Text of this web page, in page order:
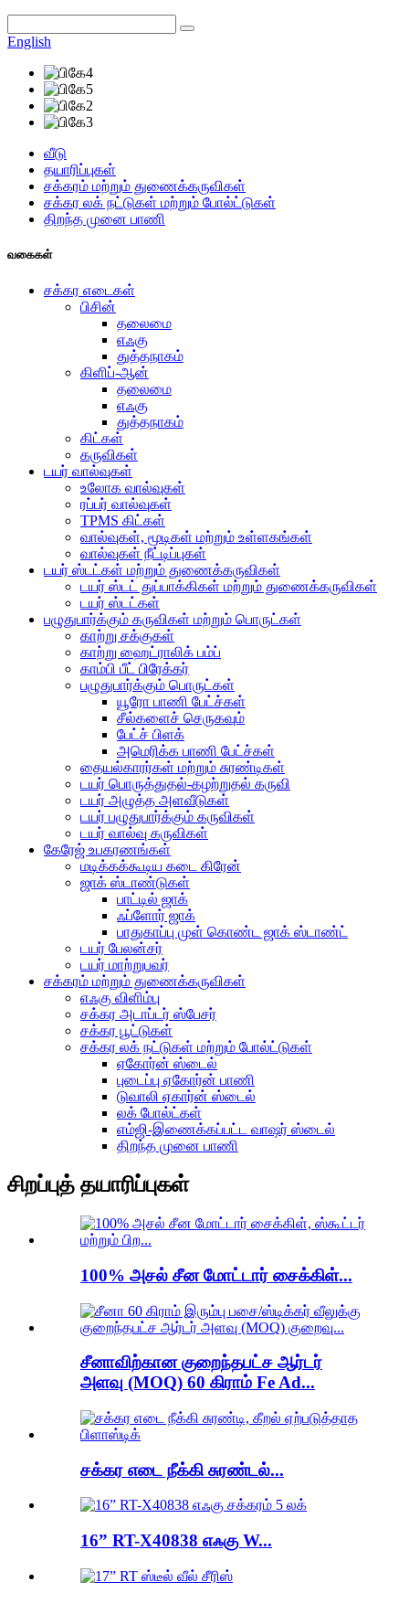
English
வீடு
தயாரிப்புகள்
சக்கரம் மற்றும் துணைக்கருவிகள்
சக்கர லக் நட்டுகள் மற்றும் போல்ட்டுகள்
திறந்த முனை பாணி
வகைகள்
சக்கர எடைகள்
பிசின்
தலைமை
எஃகு
துத்தநாகம்
கிளிப்-ஆன்
தலைமை
எஃகு
துத்தநாகம்
கிட்கள்
கருவிகள்
டயர் வால்வுகள்
உலோக வால்வுகள்
ரப்பர் வால்வுகள்
TPMS கிட்கள்
வால்வுகள், மூடிகள் மற்றும் உள்ளகங்கள்
வால்வுகள் நீட்டிப்புகள்
டயர் ஸ்டட்கள் மற்றும் துணைக்கருவிகள்
டயர் ஸ்டட் துப்பாக்கிகள் மற்றும் துணைக்கருவிகள்
டயர் ஸ்டட்கள்
பழுதுபார்க்கும் கருவிகள் மற்றும் பொருட்கள்
காற்று சக்குகள்
காற்று ஹைட்ராலிக் பம்ப்
காம்பி பீட் பிரேக்கர்
பழுதுபார்க்கும் பொருட்கள்
யூரோ பாணி பேட்ச்கள்
சீல்களைச் செருகவும்
பேட்ச் பிளக்
அமெரிக்க பாணி பேட்ச்கள்
தையல்காரர்கள் மற்றும் சுரண்டிகள்
டயர் பொருத்துதல்-கழற்றுதல் கருவி
டயர் அழுத்த அளவீடுகள்
டயர் பழுதுபார்க்கும் கருவிகள்
டயர் வால்வு கருவிகள்
கேரேஜ் உபகரணங்கள்
மடிக்கக்கூடிய கடை கிரேன்
ஜாக் ஸ்டாண்டுகள்
பாட்டில் ஜாக்
ஃப்ளோர் ஜாக்
பாதுகாப்பு முள் கொண்ட ஜாக் ஸ்டாண்ட்
டயர் பேலன்சர்
டயர் மாற்றுபவர்
சக்கரம் மற்றும் துணைக்கருவிகள்
எஃகு விளிம்பு
சக்கர அடாப்டர் ஸ்பேசர்
சக்கர பூட்டுகள்
சக்கர லக் நட்டுகள் மற்றும் போல்ட்டுகள்
ஏகோர்ன் ஸ்டைல்
புடைப்பு ஏகோர்ன் பாணி
டுவாலி ஏகார்ன் ஸ்டைல்
லக் போல்ட்கள்
எம்ஜி-இணைக்கப்பட்ட வாஷர் ஸ்டைல்
திறந்த முனை பாணி
சிறப்புத் தயாரிப்புகள்
100% அசல் சீன மோட்டார் சைக்கிள்...
சீனாவிற்கான குறைந்தபட்ச ஆர்டர்
அளவு (MOQ) 60 கிராம் Fe Ad...
சக்கர எடை நீக்கி சுரண்டல்...
16” RT-X40838 எஃகு W...